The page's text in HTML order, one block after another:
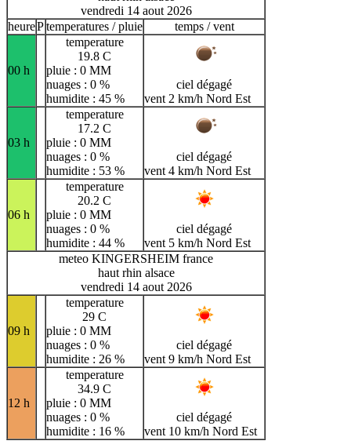
vendredi 14 aout 2026
heurePtemperatures / pluie temps / vent
00 h
temperature
19.8 C
pluie : 0 MM
nuages : 0 %
humidite : 45 %
ciel dégagé
vent 2 km/h Nord Est
03 h
temperature
17.2 C
pluie : 0 MM
nuages : 0 %
humidite : 53 %
ciel dégagé
vent 4 km/h Nord Est
06 h
temperature
20.2 C
pluie : 0 MM
nuages : 0 %
humidite : 44 %
ciel dégagé
vent 5 km/h Nord Est
meteo KINGERSHEIM france
haut rhin alsace
vendredi 14 aout 2026
09 h
temperature
29 C
pluie : 0 MM
nuages : 0 %
humidite : 26 %
ciel dégagé
vent 9 km/h Nord Est
12 h
temperature
34.9 C
pluie : 0 MM
nuages : 0 %
humidite : 16 %
ciel dégagé
vent 10 km/h Nord Est